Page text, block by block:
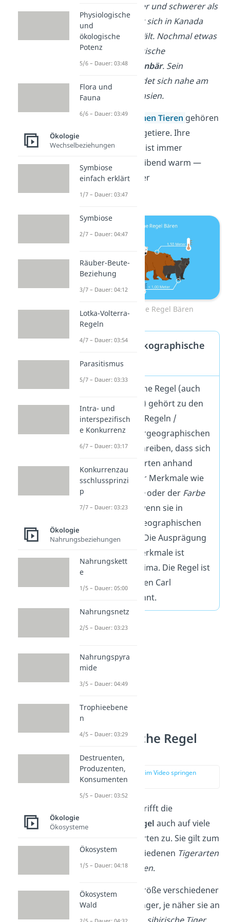
zum Beispiel größer und schwerer als
derGrizzlybär, der sich in Kanada
und in Alaska aufhält. Nochmal etwas
kleiner ist der asiatische
Schwarzbär/Kragenbär. Sein
Lebensraum befindet sich nahe am
Äquator in Südostasien.
Zu dengleichwarmen Tieren gehören
alle Vögel und Säugetiere. Ihre
Körpertemperatur ist immer
konstant/gleichbleibend warm —
unabhängig von der
Außentemperatur.
Bergmannsche Regel Bären
Klimaregel / Ökographische
Regel
Die Bergmannsche Regel (auch
Bergmann Regel) gehört zu den
ökographischen Regeln /
Klimaregeln / tiergeographischen
Regeln. Sie beschreiben, dass sich
nah verwandte Arten anhand
unterschiedlicher Merkmale wie
der
Körpergrößeoder der Farbe
unterscheiden, wenn sie in
verschiedenen geographischen
Regionen leben. Die Ausprägung
der einzelnen Merkmale ist
abhängig vom Klima. Die Regel ist
nach dem Biologen Carl
Bergmann benannt.
Bergmannsche Regel
Beispiel
zur Stelle im Video springen
(01:48)
trifft die
Bergmannsche Regel auch auf viele
andere Säugetierarten zu. Sie gilt zum
Beispielbei verschiedenen Tigerarten
und beiPinguinarten.
Tiger:Die Körpergröße verschiedener
Tigerarten ist geringer, je näher sie an
Physiologische
und
ökologische
Potenz
5/6 – Dauer: 03:48
Flora und
Fauna
6/6 – Dauer: 03:49
Ökologie
Wechselbeziehungen
Symbiose
einfach erklärt
1/7 – Dauer: 03:47
Symbiose
2/7 – Dauer: 04:47
Räuber-Beute-
Beziehung
3/7 – Dauer: 04:12
Lotka-Volterra-
Regeln
4/7 – Dauer: 03:54
Parasitismus
5/7 – Dauer: 03:33
Intra- und
interspezifisch
e Konkurrenz
6/7 – Dauer: 03:17
Konkurrenzau
sschlussprinzi
p
7/7 – Dauer: 03:23
Ökologie
Nahrungsbeziehungen
Nahrungskett
e
1/5 – Dauer: 05:00
Nahrungsnetz
2/5 – Dauer: 03:23
Nahrungspyra
mide
3/5 – Dauer: 04:49
Trophieebene
n
4/5 – Dauer: 03:29
Destruenten,
Produzenten,
Konsumenten
5/5 – Dauer: 03:52
Ökologie
Ökosysteme
Ökosystem
1/5 – Dauer: 04:18
Ökosystem
Wald